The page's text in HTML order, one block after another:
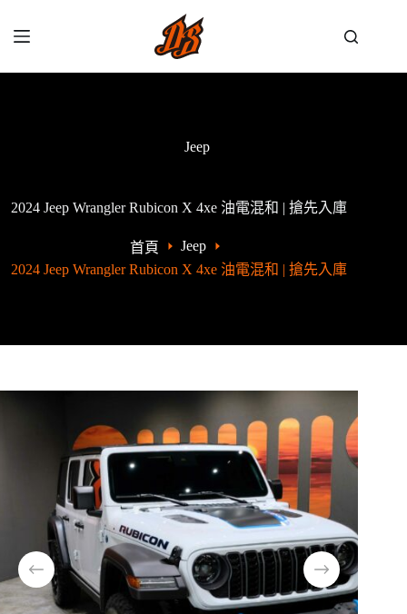
Jeep
2024 Jeep Wrangler Rubicon X 4xe 油電混和 | 搶先入庫
首頁
Jeep
2024 Jeep Wrangler Rubicon X 4xe 油電混和 | 搶先入庫